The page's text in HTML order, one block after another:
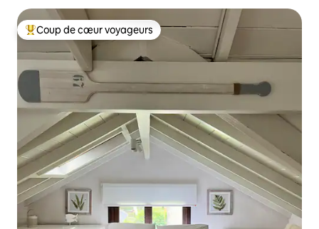
Coup de cœur voyageurs parmi les plus aimés
Coup de cœur voyageurs